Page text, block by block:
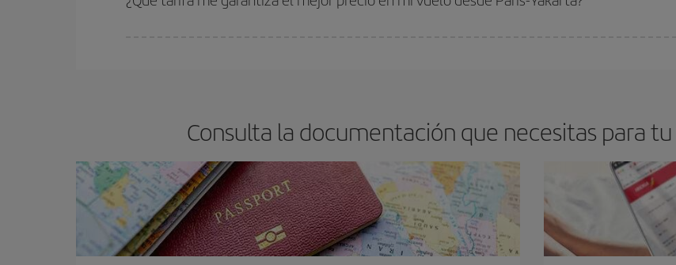
Consulta la documentación que necesitas para